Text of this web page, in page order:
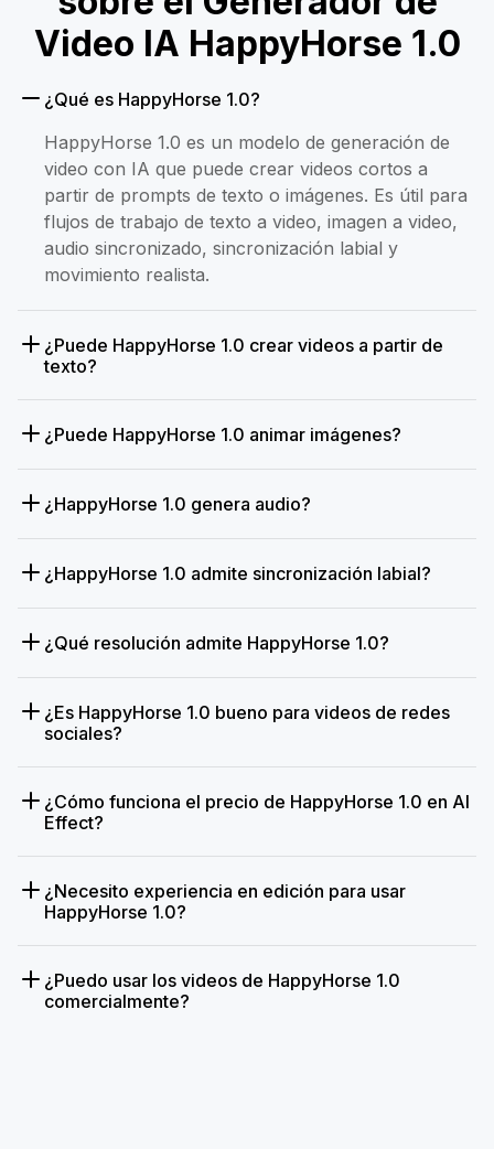
Video IA HappyHorse 1.0
¿Qué es HappyHorse 1.0?
HappyHorse 1.0 es un modelo de generación de
video con IA que puede crear videos cortos a
partir de prompts de texto o imágenes. Es útil para
flujos de trabajo de texto a video, imagen a video,
audio sincronizado, sincronización labial y
movimiento realista.
¿Puede HappyHorse 1.0 crear videos a partir de
texto?
¿Puede HappyHorse 1.0 animar imágenes?
¿HappyHorse 1.0 genera audio?
¿HappyHorse 1.0 admite sincronización labial?
¿Qué resolución admite HappyHorse 1.0?
¿Es HappyHorse 1.0 bueno para videos de redes
sociales?
¿Cómo funciona el precio de HappyHorse 1.0 en AI
Effect?
¿Necesito experiencia en edición para usar
HappyHorse 1.0?
¿Puedo usar los videos de HappyHorse 1.0
comercialmente?